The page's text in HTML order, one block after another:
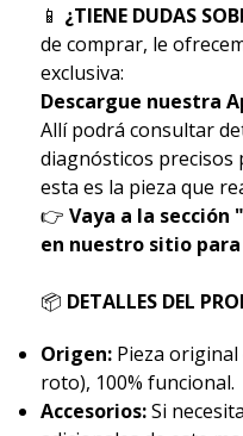
📱 ¿TIENE DUDAS
de comprar, le
exclusiva:
Descargue nuestra
Allí podrá consultar
diagnósticos precisos
esta es la pieza que
👉 Vaya a la
en nuestro sitio
📦 DETALLES DEL
Origen:Pieza original
roto), 100% funcional.
Accesorios:Si